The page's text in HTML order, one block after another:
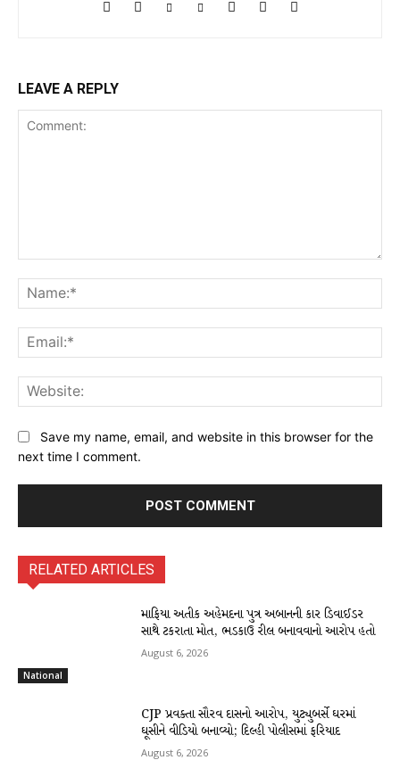
LEAVE A REPLY
Save my name, email, and website in this browser for the
next time I comment.
RELATED ARTICLES
National
માફિયા અતીક અહેમદના પુત્ર અબાનની કાર ડિવાઈડર
સાથે ટકરાતા મોત, ભડકાઉ રીલ બનાવવાનો આરોપ હતો
August 6, 2026
CJP પ્રવક્તા સૌરવ દાસનો આરોપ, યુટ્યુબર્સે ઘરમાં
ઘૂસીને વીડિયો બનાવ્યો; દિલ્હી પોલીસમાં ફરિયાદ
August 6, 2026